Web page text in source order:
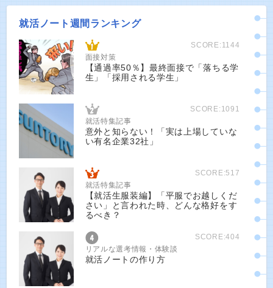
就活ノート週間ランキング
SCORE:1144
面接対策
【通過率50％】最終面接で「落ちる学
生」「採用される学生」
SCORE:1091
就活特集記事
意外と知らない！「実は上場していな
い有名企業32社」
SCORE:517
就活特集記事
【就活生服装編】「平服でお越しくだ
さい」と言われた時、どんな格好をす
るべき？
SCORE:404
リアルな選考情報・体験談
就活ノートの作り方